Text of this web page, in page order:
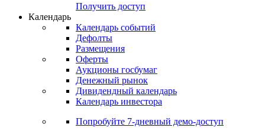
Получить доступ
Календарь
Календарь событий
Дефолты
Размещения
Оферты
Аукционы госбумаг
Денежный рынок
Дивидендный календарь
Календарь инвестора
Попробуйте 7-дневный демо-доступ